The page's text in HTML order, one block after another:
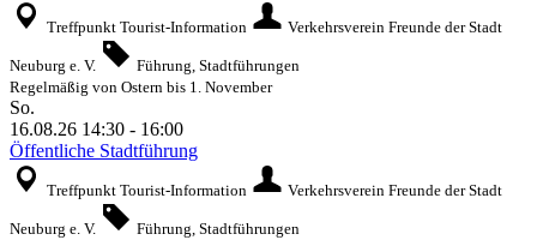
Treffpunkt Tourist-Information Verkehrsverein Freunde der Stadt
Neuburg e. V.
Führung, Stadtführungen
Regelmäßig von Ostern bis 1. November
So.
16.08.26 14:30 - 16:00
Öffentliche Stadtführung
Treffpunkt Tourist-Information Verkehrsverein Freunde der Stadt
Neuburg e. V.
Führung, Stadtführungen